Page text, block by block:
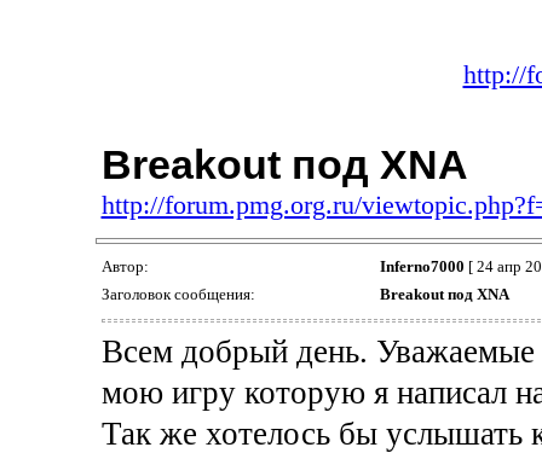
http://
Breakout под XNA
http://forum.pmg.org.ru/
Автор: Inferno7000 [ 24 апр
Заголовок сообщения:
Breakout под XNA
Всем добрый день. Уважаемые
мою игру которую я написал
Так же хотелось бы услышать